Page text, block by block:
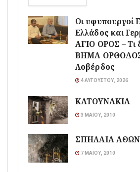
Οι υφυπουργοί
Ελλάδος και
ΑΓΙΟ ΟΡΟΣ – Τι
ΒΗΜΑ
Λοβέρδος
4 ΑΥΓΟΎΣΤΟΥ, 2026
ΚΑΤΟΥΝΑΚΙΑ
3 ΜΑΪ́ΟΥ, 2010
ΣΠΗΛΑΙΑ
7 ΜΑΪ́ΟΥ, 2010